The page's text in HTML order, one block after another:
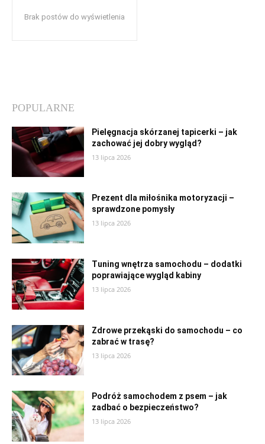
Brak postów do wyświetlenia
POPULARNE
Pielęgnacja skórzanej tapicerki – jak
zachować jej dobry wygląd?
13 lipca 2026
Prezent dla miłośnika motoryzacji –
sprawdzone pomysły
13 lipca 2026
Tuning wnętrza samochodu – dodatki
poprawiające wygląd kabiny
13 lipca 2026
Zdrowe przekąski do samochodu – co
zabrać w trasę?
13 lipca 2026
Podróż samochodem z psem – jak
zadbać o bezpieczeństwo?
13 lipca 2026